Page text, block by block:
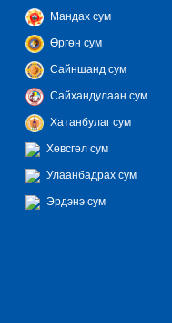
Мандах сум
Өргөн сум
Сайншанд сум
Сайхандулаан сум
Хатанбулаг сум
Хөвсгөл сум
Улаанбадрах сум
Эрдэнэ сум